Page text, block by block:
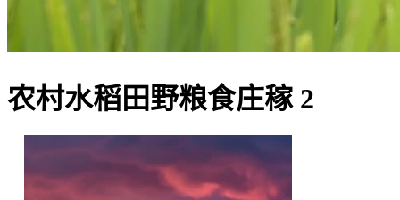
农村水稻田野粮食庄稼 2